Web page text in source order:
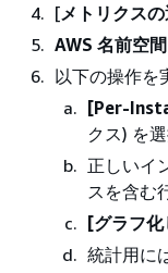
[メトリクス
AWS 名前空間
以下の操作を
[Per-
クス) を
正しいイ
スを含む
[グラフ
統計用に